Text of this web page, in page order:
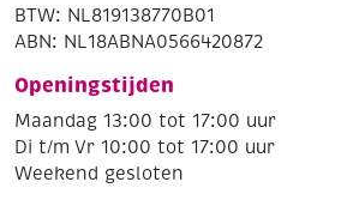
BTW: NL819138770B01
ABN: NL18ABNA0566420872
Openingstijden
Maandag 13:00 tot 17:00 uur
Di t/m Vr 10:00 tot 17:00 uur
Weekend gesloten